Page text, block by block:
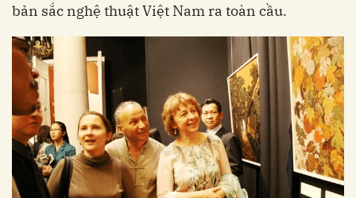
bản sắc nghệ thuật Việt Nam ra toàn cầu.